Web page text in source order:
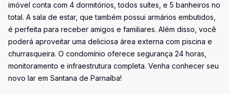
imóvel conta com 4 dormitórios, todos suítes, e 5 banheiros no
total. A sala de estar, que também possui armários embutidos,
é perfeita para receber amigos e familiares. Além disso, você
poderá aproveitar uma deliciosa área externa com piscina e
churrasqueira. O condomínio oferece segurança 24 horas,
monitoramento e infraestrutura completa. Venha conhecer seu
novo lar em Santana de Parnaíba!